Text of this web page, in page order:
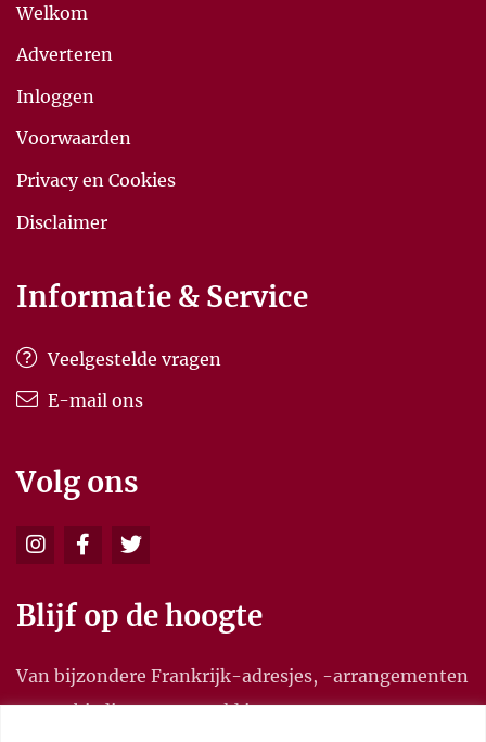
Welkom
Adverteren
Inloggen
Voorwaarden
Privacy en Cookies
Disclaimer
Informatie & Service
Veelgestelde vragen
E-mail ons
Volg ons
Blijf op de hoogte
Van bijzondere Frankrijk-adresjes, -arrangementen
en aanbiedingen, en meld je aan voor onze